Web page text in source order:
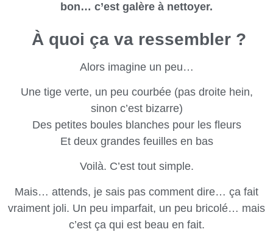
bon… c’est galère à nettoyer.
À quoi ça va ressembler ?
Alors imagine un peu…
Une tige verte, un peu courbée (pas droite hein,
sinon c’est bizarre)
Des petites boules blanches pour les fleurs
Et deux grandes feuilles en bas
Voilà. C’est tout simple.
Mais… attends, je sais pas comment dire… ça fait
vraiment joli. Un peu imparfait, un peu bricolé… mais
c’est ça qui est beau en fait.